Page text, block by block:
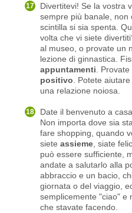
Divertitevi! Se la vostra
sempre più banale, non
scintilla si sia spenta.
volta che vi siete
al museo, o provate un
lezione di ginnastica.
appuntamenti .
positivo . Potete
una relazione noiosa.
Date il benvenuto a
Non importa dove sia
fare shopping, quando
sieteassieme , siate
può essere sufficiente,
andate a salutarlo alla
abbraccio e un bacio,
giornata o del viaggio,
semplicemente "ciao" e
che stavate facendo.